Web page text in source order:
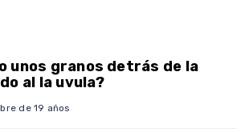
unos granos detrás de la
al la uvula?
de 19 años